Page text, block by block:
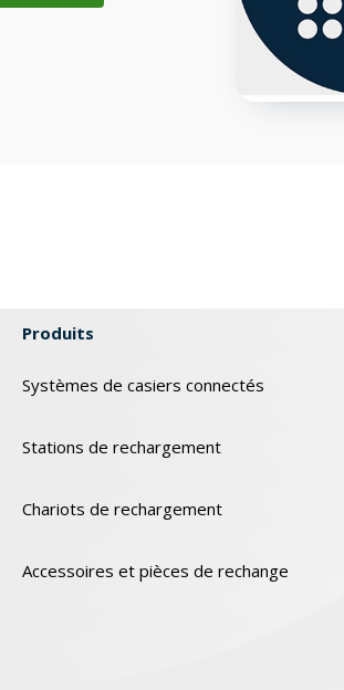
Produits
Systèmes de casiers connectés
Stations de rechargement
Chariots de rechargement
Accessoires et pièces de rechange